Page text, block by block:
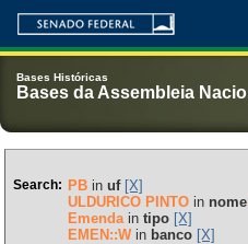
Bases Históricas
Bases da Assembleia
Search: PBin uf [X]
ULDURICO PINTOin nome
Emendain tipo [X]
EMEN::Win banco [X]